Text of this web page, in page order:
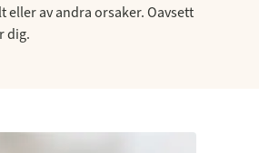
eller av andra orsaker. Oavsett
dig.